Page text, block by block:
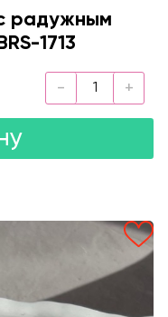
радужным
1713